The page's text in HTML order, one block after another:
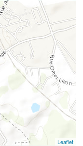
Leaflet